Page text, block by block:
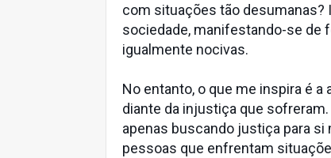
com situações tão
sociedade, manifestando-se de
igualmente nocivas.
No entanto, o que me inspira é
diante da injustiça que
apenas buscando justiça para
pessoas que enfrentam